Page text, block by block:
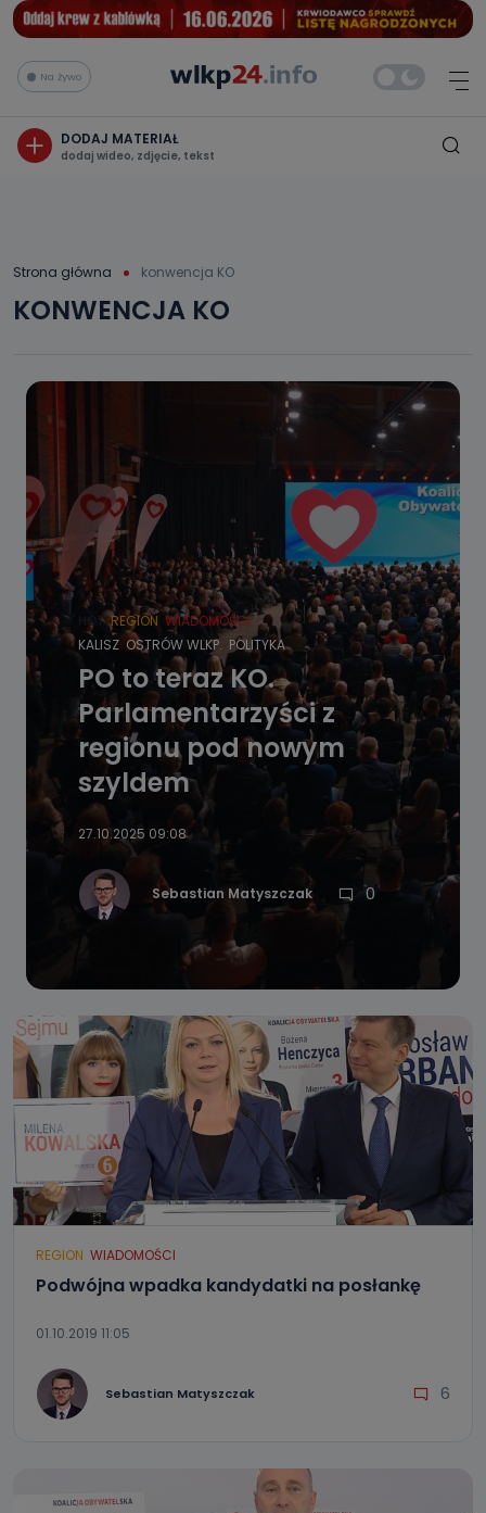
Na żywo
DODAJ MATERIAŁ
dodaj wideo, zdjęcie, tekst
Strona główna konwencja KO
KONWENCJA KO
HOT REGION WIADOMOŚCI
KALISZ OSTRÓW WLKP. POLITYKA
PO to teraz KO.
Parlamentarzyści z
regionu pod nowym
szyldem
27.10.2025 09:08
Sebastian Matyszczak 0
REGION WIADOMOŚCI
Podwójna wpadka kandydatki na posłankę
01.10.2019 11:05
Sebastian Matyszczak 6